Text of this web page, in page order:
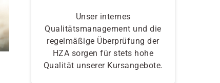
Unser internes
Qualitätsmanagement und die
regelmäßige Überprüfung der
HZA sorgen für stets hohe
Qualität unserer Kursangebote.